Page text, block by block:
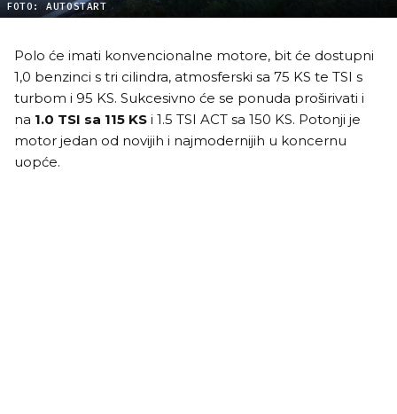
FOTO: AUTOSTART
Polo će imati konvencionalne motore, bit će dostupni
1,0 benzinci s tri cilindra, atmosferski sa 75 KS te TSI s
turbom i 95 KS. Sukcesivno će se ponuda proširivati i
na 1.0 TSI sa 115 KS i 1.5 TSI ACT sa 150 KS. Potonji je
motor jedan od novijih i najmodernijih u koncernu
uopće.